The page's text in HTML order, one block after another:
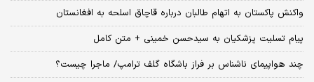
واکنش پاکستان به اتهام طالبان درباره قاچاق اسلحه به افغانستان
پیام تسلیت پزشکیان به سیدحسن خمینی + متن کامل
چند هواپیمای ناشناس بر فراز باشگاه گلف ترامپ/ ماجرا چیست؟